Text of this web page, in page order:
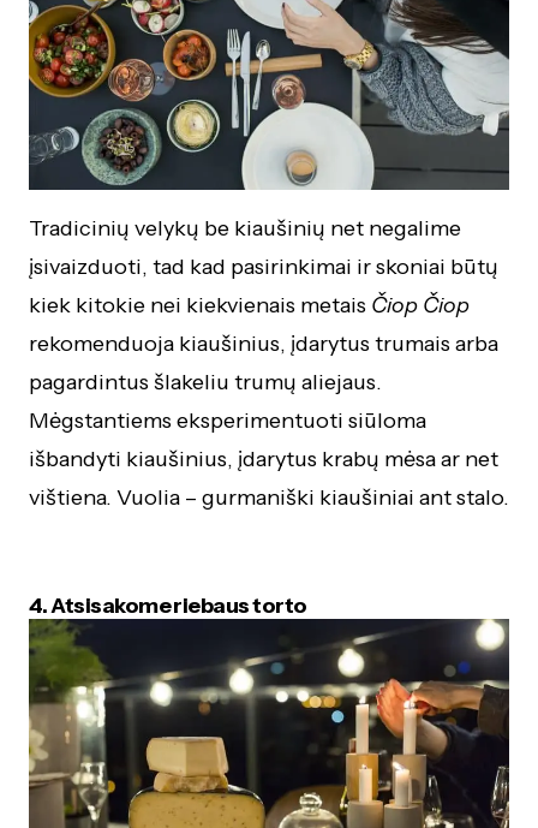
Tradicinių velykų be kiaušinių net negalime
įsivaizduoti, tad kad pasirinkimai ir skoniai būtų
kiek kitokie nei kiekvienais metais Čiop Čiop
rekomenduoja kiaušinius, įdarytus trumais arba
pagardintus šlakeliu trumų aliejaus.
Mėgstantiems eksperimentuoti siūloma
išbandyti kiaušinius, įdarytus krabų mėsa ar net
vištiena. Vuolia – gurmaniški kiaušiniai ant stalo.
4. Atsisakome riebaus torto